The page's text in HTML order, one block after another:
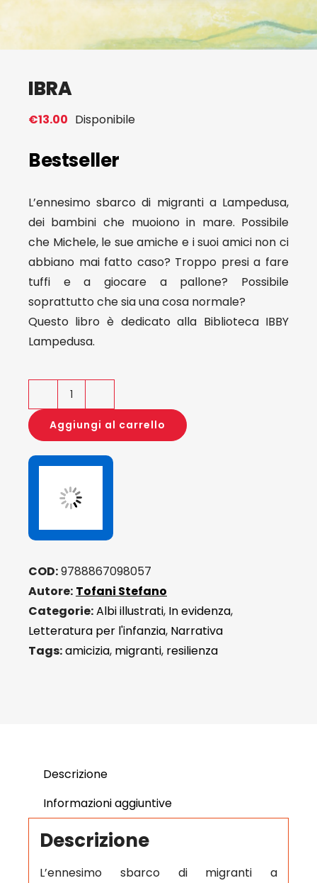
Eventi
IBRA
€13.00 Disponibile
Bestseller
L’ennesimo sbarco di migranti a Lampedusa,
dei bambini che muoiono in mare. Possibile
che Michele, le sue amiche e i suoi amici non ci
abbiano mai fatto caso? Troppo presi a fare
tuffi e a giocare a pallone? Possibile
soprattutto che sia una cosa normale?
Questo libro è dedicato alla Biblioteca IBBY
Lampedusa.
IBRA
quantità
Aggiungi al carrello
COD:9788867098057
Autore: Tofani Stefano
Categorie:Albi illustrati, In evidenza,
Letteratura per l'infanzia, Narrativa
Tags:amicizia, migranti, resilienza
Descrizione
Informazioni aggiuntive
Descrizione
L’ennesimo sbarco di migranti a